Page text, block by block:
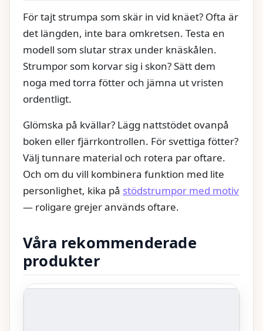
För tajt strumpa som skär in vid knäet? Ofta är
det längden, inte bara omkretsen. Testa en
modell som slutar strax under knäskålen.
Strumpor som korvar sig i skon? Sätt dem
noga med torra fötter och jämna ut vristen
ordentligt.
Glömska på kvällar? Lägg nattstödet ovanpå
boken eller fjärrkontrollen. För svettiga fötter?
Välj tunnare material och rotera par oftare.
Och om du vill kombinera funktion med lite
personlighet, kika på stödstrumpor med motiv
— roligare grejer används oftare.
Våra rekommenderade
produkter